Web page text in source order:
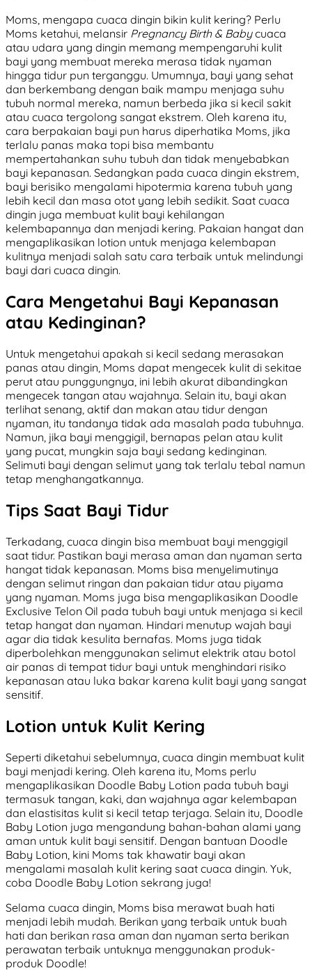
Moms, mengapa cuaca dingin bikin kulit kering? Perlu
Moms ketahui, melansir Pregnancy Birth & Babycuaca
atau udara yang dingin memang mempengaruhi kulit
bayi yang membuat mereka merasa tidak nyaman
hingga tidur pun terganggu. Umumnya, bayi yang sehat
dan berkembang dengan baik mampu menjaga suhu
tubuh normal mereka, namun berbeda jika si kecil sakit
atau cuaca tergolong sangat ekstrem. Oleh karena itu,
cara berpakaian bayi pun harus diperhatika Moms, jika
terlalu panas maka topi bisa membantu
mempertahankan suhu tubuh dan tidak menyebabkan
bayi kepanasan. Sedangkan pada cuaca dingin ekstrem,
bayi berisiko mengalami hipotermia karena tubuh yang
lebih kecil dan masa otot yang lebih sedikit. Saat cuaca
dingin juga membuat kulit bayi kehilangan
kelembapannya dan menjadi kering. Pakaian hangat dan
mengaplikasikan lotion untuk menjaga kelembapan
kulitnya menjadi salah satu cara terbaik untuk melindungi
bayi dari cuaca dingin.
Cara Mengetahui Bayi Kepanasan
atau Kedinginan?
Untuk mengetahui apakah si kecil sedang merasakan
panas atau dingin, Moms dapat mengecek kulit di sekitae
perut atau punggungnya, ini lebih akurat dibandingkan
mengecek tangan atau wajahnya. Selain itu, bayi akan
terlihat senang, aktif dan makan atau tidur dengan
nyaman, itu tandanya tidak ada masalah pada tubuhnya.
Namun, jika bayi menggigil, bernapas pelan atau kulit
yang pucat, mungkin saja bayi sedang kedinginan.
Selimuti bayi dengan selimut yang tak terlalu tebal namun
tetap menghangatkannya.
Tips Saat Bayi Tidur
Terkadang, cuaca dingin bisa membuat bayi menggigil
saat tidur. Pastikan bayi merasa aman dan nyaman serta
hangat tidak kepanasan. Moms bisa menyelimutinya
dengan selimut ringan dan pakaian tidur atau piyama
yang nyaman. Moms juga bisa mengaplikasikan Doodle
Exclusive Telon Oil pada tubuh bayi untuk menjaga si kecil
tetap hangat dan nyaman. Hindari menutup wajah bayi
agar dia tidak kesulita bernafas. Moms juga tidak
diperbolehkan menggunakan selimut elektrik atau botol
air panas di tempat tidur bayi untuk menghindari risiko
kepanasan atau luka bakar karena kulit bayi yang sangat
sensitif.
Lotion untuk Kulit Kering
Seperti diketahui sebelumnya, cuaca dingin membuat kulit
bayi menjadi kering. Oleh karena itu, Moms perlu
mengaplikasikan Doodle Baby Lotion pada tubuh bayi
termasuk tangan, kaki, dan wajahnya agar kelembapan
dan elastisitas kulit si kecil tetap terjaga. Selain itu, Doodle
Baby Lotion juga mengandung bahan-bahan alami yang
aman untuk kulit bayi sensitif. Dengan bantuan Doodle
Baby Lotion, kini Moms tak khawatir bayi akan
mengalami masalah kulit kering saat cuaca dingin. Yuk,
coba Doodle Baby Lotion sekrang juga!
Selama cuaca dingin, Moms bisa merawat buah hati
menjadi lebih mudah. Berikan yang terbaik untuk buah
hati dan berikan rasa aman dan nyaman serta berikan
perawatan terbaik untuknya menggunakan produk-
produk Doodle!